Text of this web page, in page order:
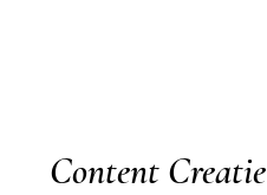
Content Creatie